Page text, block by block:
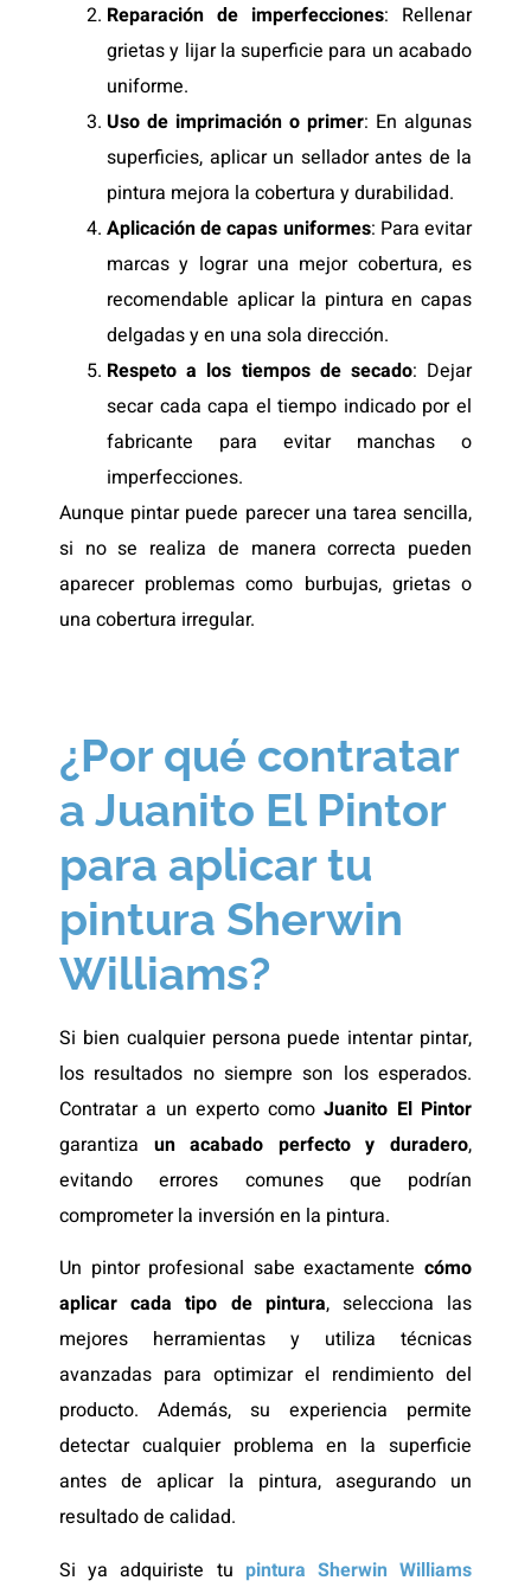
Reparación de imperfecciones: Rellenar
grietas y lijar la superficie para un acabado
uniforme.
Uso de imprimación o primer: En algunas
superficies, aplicar un sellador antes de la
pintura mejora la cobertura y durabilidad.
Aplicación de capas uniformes: Para evitar
marcas y lograr una mejor cobertura, es
recomendable aplicar la pintura en capas
delgadas y en una sola dirección.
Respeto a los tiempos de secado: Dejar
secar cada capa el tiempo indicado por el
fabricante para evitar manchas o
imperfecciones.
Aunque pintar puede parecer una tarea sencilla,
si no se realiza de manera correcta pueden
aparecer problemas como burbujas, grietas o
una cobertura irregular.
¿Por qué contratar
a Juanito El Pintor
para aplicar tu
pintura Sherwin
Williams?
Si bien cualquier persona puede intentar pintar,
los resultados no siempre son los esperados.
Contratar a un experto comoJuanito El Pintor
garantiza un acabado perfecto y duradero,
evitando errores comunes que podrían
comprometer la inversión en la pintura.
Un pintor profesional sabe exactamente cómo
aplicar cada tipo de pintura, selecciona las
mejores herramientas y utiliza técnicas
avanzadas para optimizar el rendimiento del
producto. Además, su experiencia permite
detectar cualquier problema en la superficie
antes de aplicar la pintura, asegurando un
resultado de calidad.
Si ya adquiriste tu pintura Sherwin Williams